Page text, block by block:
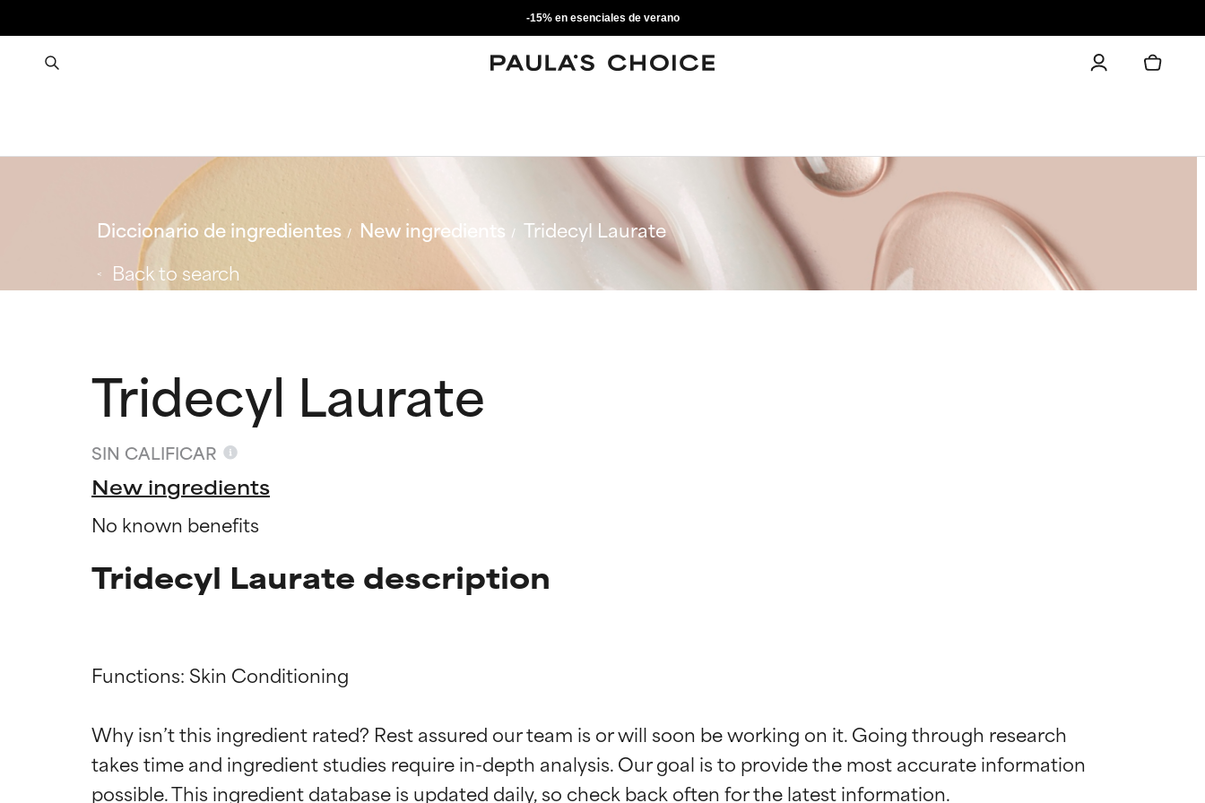
-15% en esenciales de verano
Diccionario de ingredientes New ingredients
Tridecyl Laurate
Back to search
Tridecyl Laurate
SIN CALIFICAR
New ingredients
No known benefits
Tridecyl Laurate description
Functions: Skin Conditioning
Why isn’t this ingredient rated? Rest assured our team is or will soon be working on it. Going through research
takes time and ingredient studies require in-depth analysis. Our goal is to provide the most accurate information
EXCELENTE
Ingrediente sobresaliente con beneficios reales para la piel. Su eficacia está demostrada y
EXCELENTE
Ingrediente sobresaliente con beneficios reales para la piel. Su eficacia está demostrada y